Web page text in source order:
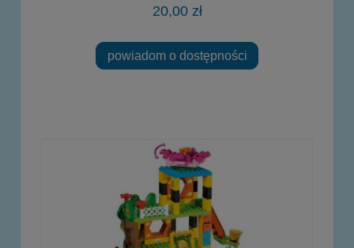
20,00 zł
powiadom o dostępności